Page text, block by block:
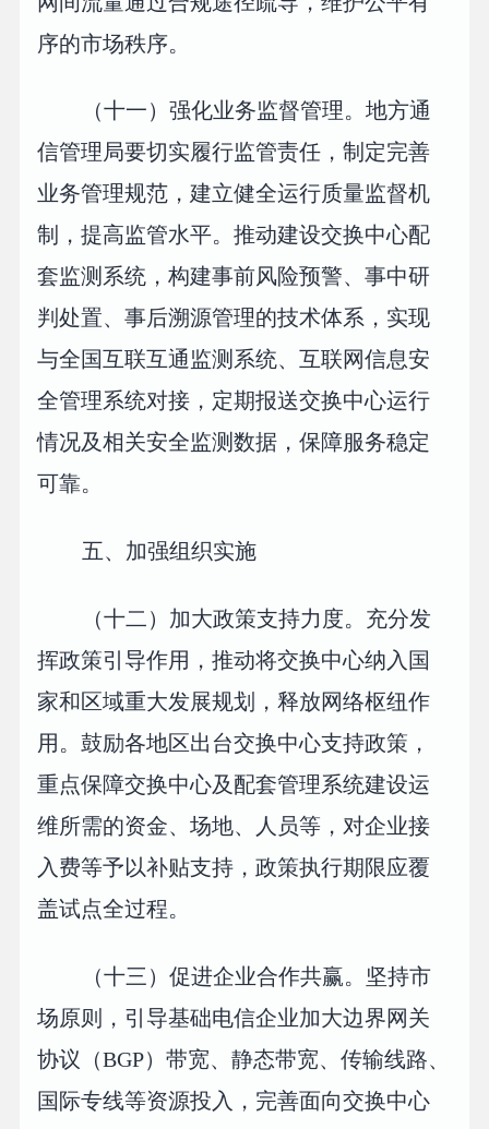
序的市场秩序。
（十一）强化业务监督管理。地方通
信管理局要切实履行监管责任，制定完善
业务管理规范，建立健全运行质量监督机
制，提高监管水平。推动建设交换中心配
套监测系统，构建事前风险预警、事中研
判处置、事后溯源管理的技术体系，实现
与全国互联互通监测系统、互联网信息安
全管理系统对接，定期报送交换中心运行
情况及相关安全监测数据，保障服务稳定
可靠。
五、加强组织实施
（十二）加大政策支持力度。充分发
挥政策引导作用，推动将交换中心纳入国
家和区域重大发展规划，释放网络枢纽作
用。鼓励各地区出台交换中心支持政策，
重点保障交换中心及配套管理系统建设运
维所需的资金、场地、人员等，对企业接
入费等予以补贴支持，政策执行期限应覆
盖试点全过程。
（十三）促进企业合作共赢。坚持市
场原则，引导基础电信企业加大边界网关
协议（BGP）带宽、静态带宽、传输线路、
国际专线等资源投入，完善面向交换中心